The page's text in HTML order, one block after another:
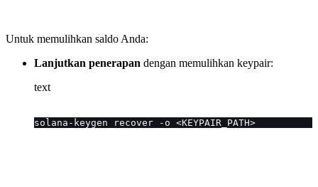
Untuk memulihkan saldo Anda:
Lanjutkan penerapan dengan memulihkan keypair:
text
solana-keygen recover -o <KEYPAIR_PATH>